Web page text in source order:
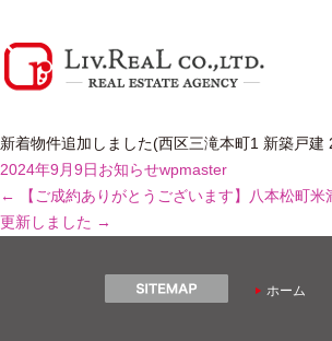
新着物件追加しました(西区三滝本町1 新築戸建
2024年9月9日 お知らせwpmaster
←
【ご成約ありがとうございます】八本松町米
更新しました →
ホーム